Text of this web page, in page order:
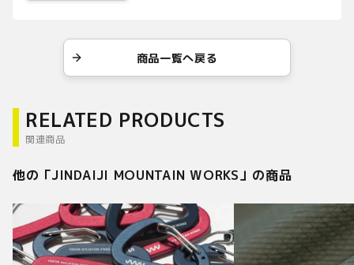
商品一覧へ戻る
RELATED PRODUCTS
関連商品
他の「JINDAIJI MOUNTAIN WORKS」の商品